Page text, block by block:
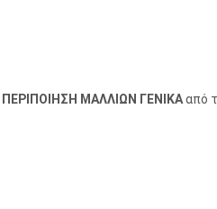
ΠΕΡΙΠΟΙΗΣΗ ΜΑΛΛΙΩΝ ΓΕΝΙΚΑαπό